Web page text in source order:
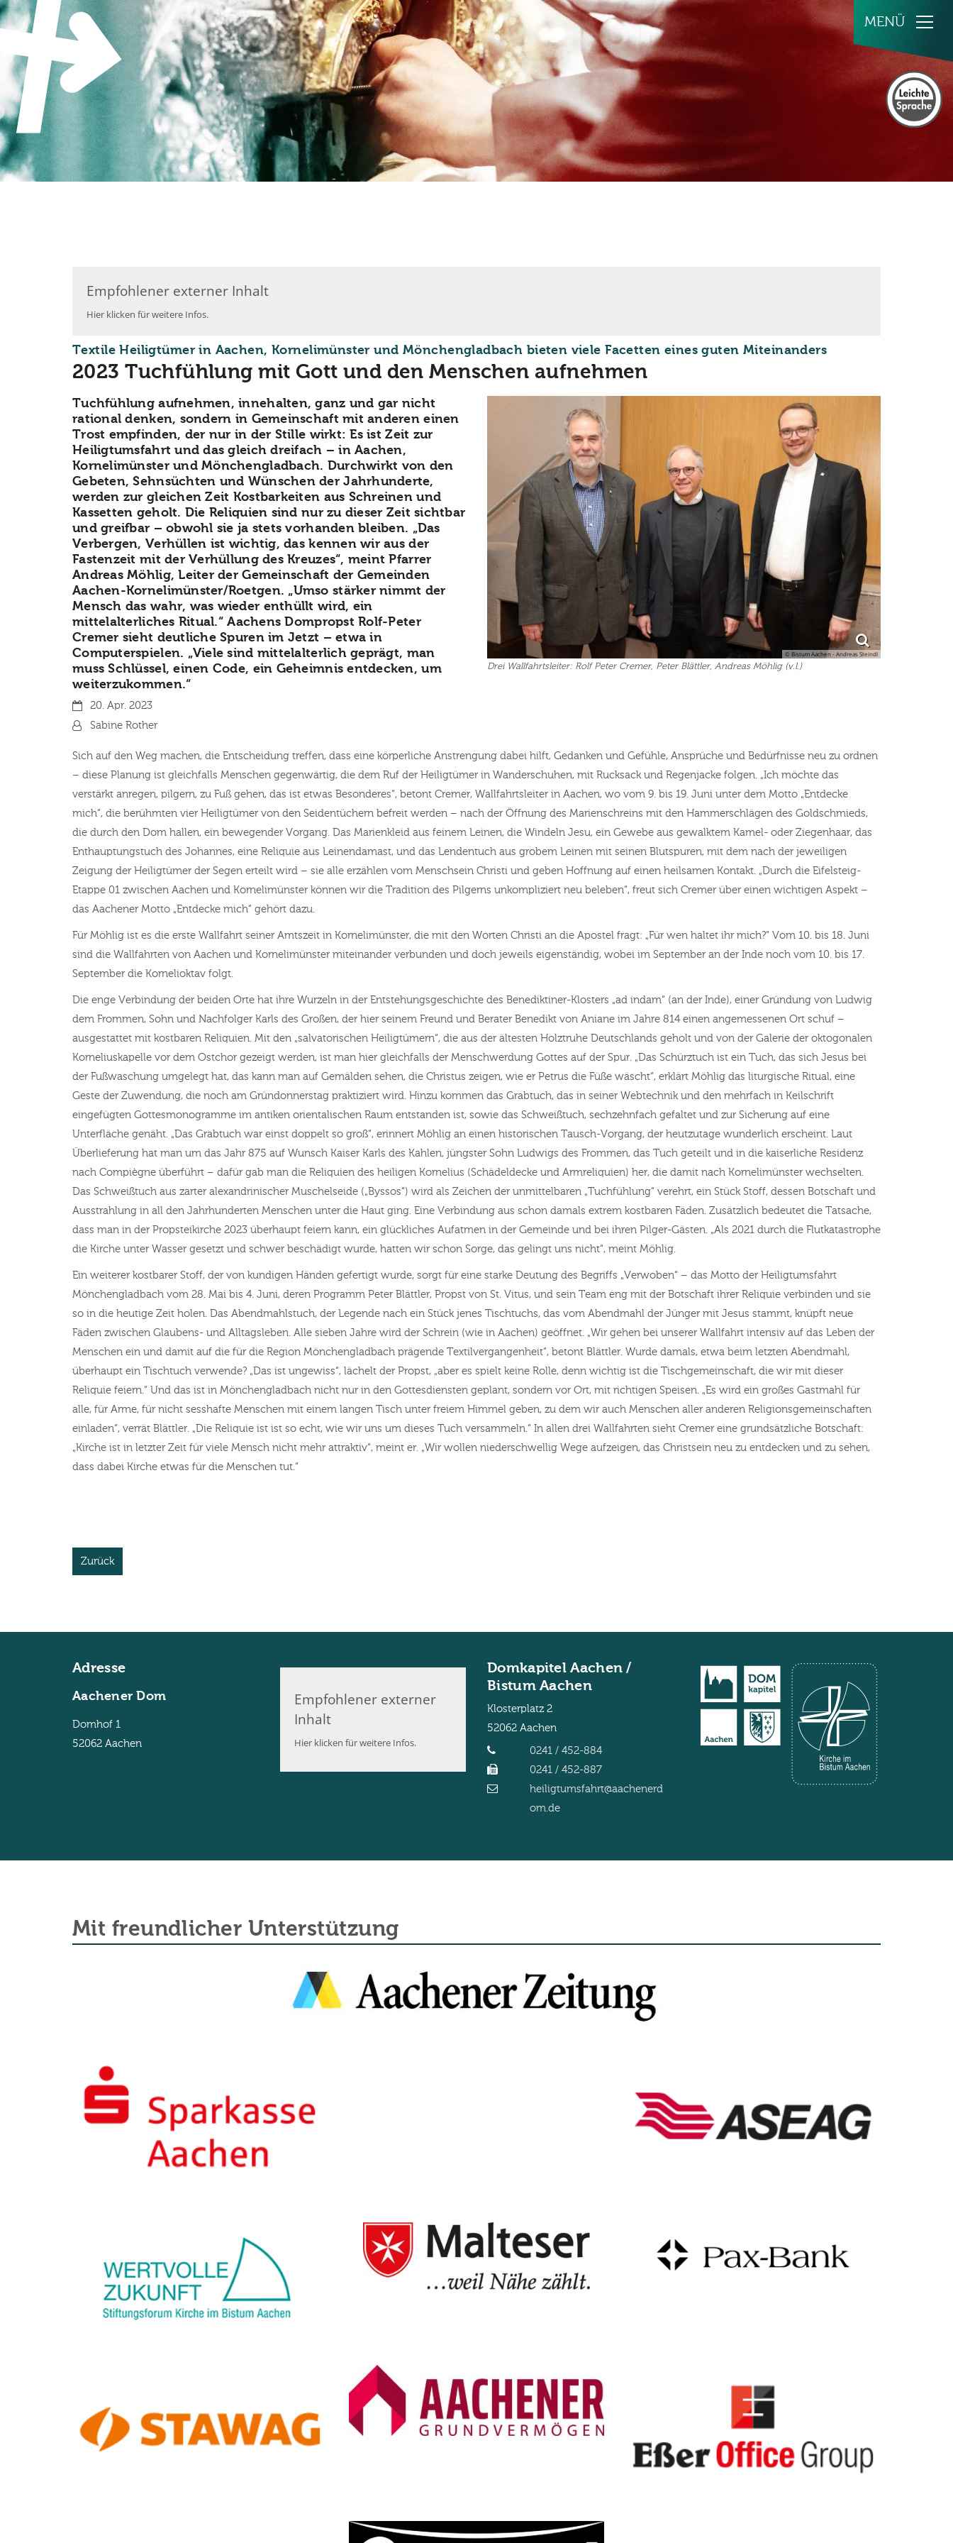
Zum Inhalt springen
Empfohlener externer Inhalt
Hier klicken für weitere Infos.
Textile Heiligtümer in Aachen, Kornelimünster und Mönchengladbach bieten viele Facetten eines guten Miteinanders:
2023 Tuchfühlung mit Gott und den Menschen aufnehmen
© Bistum Aachen - Andreas Steindl
Drei Wallfahrtsleiter: Rolf Peter Cremer, Peter Blättler, Andreas Möhlig (v.l.)
Tuchfühlung aufnehmen, innehalten, ganz und gar nicht
rational denken, sondern in Gemeinschaft mit anderen einen
Trost empfinden, der nur in der Stille wirkt: Es ist Zeit zur
Heiligtumsfahrt und das gleich dreifach – in Aachen,
Kornelimünster und Mönchengladbach. Durchwirkt von den
Gebeten, Sehnsüchten und Wünschen der Jahrhunderte,
werden zur gleichen Zeit Kostbarkeiten aus Schreinen und
Kassetten geholt. Die Reliquien sind nur zu dieser Zeit sichtbar
und greifbar – obwohl sie ja stets vorhanden bleiben. „Das
Verbergen, Verhüllen ist wichtig, das kennen wir aus der
Fastenzeit mit der Verhüllung des Kreuzes“, meint Pfarrer
Andreas Möhlig, Leiter der Gemeinschaft der Gemeinden
Aachen-Kornelimünster/Roetgen. „Umso stärker nimmt der
Mensch das wahr, was wieder enthüllt wird, ein
mittelalterliches Ritual.“ Aachens Dompropst Rolf-Peter
Cremer sieht deutliche Spuren im Jetzt – etwa in
Computerspielen. „Viele sind mittelalterlich geprägt, man
muss Schlüssel, einen Code, ein Geheimnis entdecken, um
weiterzukommen.“
Datum:20. Apr. 2023
Von:Sabine Rother
Sich auf den Weg machen, die Entscheidung treffen, dass eine körperliche Anstrengung dabei hilft, Gedanken und Gefühle, Ansprüche und Bedürfnisse neu zu ordnen
– diese Planung ist gleichfalls Menschen gegenwärtig, die dem Ruf der Heiligtümer in Wanderschuhen, mit Rucksack und Regenjacke folgen. „Ich möchte das
verstärkt anregen, pilgern, zu Fuß gehen, das ist etwas Besonderes“, betont Cremer, Wallfahrtsleiter in Aachen, wo vom 9. bis 19. Juni unter dem Motto „Entdecke
mich“, die berühmten vier Heiligtümer von den Seidentüchern befreit werden – nach der Öffnung des Marienschreins mit den Hammerschlägen des Goldschmieds,
die durch den Dom hallen, ein bewegender Vorgang. Das Marienkleid aus feinem Leinen, die Windeln Jesu, ein Gewebe aus gewalktem Kamel- oder Ziegenhaar, das
Enthauptungstuch des Johannes, eine Reliquie aus Leinendamast, und das Lendentuch aus grobem Leinen mit seinen Blutspuren, mit dem nach der jeweiligen
Zeigung der Heiligtümer der Segen erteilt wird – sie alle erzählen vom Menschsein Christi und geben Hoffnung auf einen heilsamen Kontakt. „Durch die Eifelsteig-
Etappe 01 zwischen Aachen und Kornelimünster können wir die Tradition des Pilgerns unkompliziert neu beleben“, freut sich Cremer über einen wichtigen Aspekt –
das Aachener Motto „Entdecke mich“ gehört dazu.
Für Möhlig ist es die erste Wallfahrt seiner Amtszeit in Kornelimünster, die mit den Worten Christi an die Apostel fragt: „Für wen haltet ihr mich?“ Vom 10. bis 18. Juni
sind die Wallfahrten von Aachen und Kornelimünster miteinander verbunden und doch jeweils eigenständig, wobei im September an der Inde noch vom 10. bis 17.
September die Kornelioktav folgt.
Die enge Verbindung der beiden Orte hat ihre Wurzeln in der Entstehungsgeschichte des Benediktiner-Klosters „ad indam“ (an der Inde), einer Gründung von Ludwig
dem Frommen, Sohn und Nachfolger Karls des Großen, der hier seinem Freund und Berater Benedikt von Aniane im Jahre 814 einen angemessenen Ort schuf –
ausgestattet mit kostbaren Reliquien. Mit den „salvatorischen Heiligtümern“, die aus der ältesten Holztruhe Deutschlands geholt und von der Galerie der oktogonalen
Korneliuskapelle vor dem Ostchor gezeigt werden, ist man hier gleichfalls der Menschwerdung Gottes auf der Spur. „Das Schürztuch ist ein Tuch, das sich Jesus bei
der Fußwaschung umgelegt hat, das kann man auf Gemälden sehen, die Christus zeigen, wie er Petrus die Füße wäscht“, erklärt Möhlig das liturgische Ritual, eine
Geste der Zuwendung, die noch am Gründonnerstag praktiziert wird. Hinzu kommen das Grabtuch, das in seiner Webtechnik und den mehrfach in Keilschrift
eingefügten Gottesmonogramme im antiken orientalischen Raum entstanden ist, sowie das Schweißtuch, sechzehnfach gefaltet und zur Sicherung auf eine
Unterfläche genäht. „Das Grabtuch war einst doppelt so groß“, erinnert Möhlig an einen historischen Tausch-Vorgang, der heutzutage wunderlich erscheint. Laut
Überlieferung hat man um das Jahr 875 auf Wunsch Kaiser Karls des Kahlen, jüngster Sohn Ludwigs des Frommen, das Tuch geteilt und in die kaiserliche Residenz
nach Compiègne überführt – dafür gab man die Reliquien des heiligen Kornelius (Schädeldecke und Armreliquien) her, die damit nach Kornelimünster wechselten.
Das Schweißtuch aus zarter alexandrinischer Muschelseide („Byssos“) wird als Zeichen der unmittelbaren „Tuchfühlung“ verehrt, ein Stück Stoff, dessen Botschaft und
Ausstrahlung in all den Jahrhunderten Menschen unter die Haut ging. Eine Verbindung aus schon damals extrem kostbaren Fäden. Zusätzlich bedeutet die Tatsache,
dass man in der Propsteikirche 2023 überhaupt feiern kann, ein glückliches Aufatmen in der Gemeinde und bei ihren Pilger-Gästen. „Als 2021 durch die Flutkatastrophe
die Kirche unter Wasser gesetzt und schwer beschädigt wurde, hatten wir schon Sorge, das gelingt uns nicht“, meint Möhlig.
Ein weiterer kostbarer Stoff, der von kundigen Händen gefertigt wurde, sorgt für eine starke Deutung des Begriffs „Verwoben“ – das Motto der Heiligtumsfahrt
Mönchengladbach vom 28. Mai bis 4. Juni, deren Programm Peter Blättler, Propst von St. Vitus, und sein Team eng mit der Botschaft ihrer Reliquie verbinden und sie
so in die heutige Zeit holen. Das Abendmahlstuch, der Legende nach ein Stück jenes Tischtuchs, das vom Abendmahl der Jünger mit Jesus stammt, knüpft neue
Fäden zwischen Glaubens- und Alltagsleben. Alle sieben Jahre wird der Schrein (wie in Aachen) geöffnet. „Wir gehen bei unserer Wallfahrt intensiv auf das Leben der
Menschen ein und damit auf die für die Region Mönchengladbach prägende Textilvergangenheit“, betont Blättler. Wurde damals, etwa beim letzten Abendmahl,
überhaupt ein Tischtuch verwende? „Das ist ungewiss“, lächelt der Propst, „aber es spielt keine Rolle, denn wichtig ist die Tischgemeinschaft, die wir mit dieser
Reliquie feiern.“ Und das ist in Mönchengladbach nicht nur in den Gottesdiensten geplant, sondern vor Ort, mit richtigen Speisen. „Es wird ein großes Gastmahl für
alle, für Arme, für nicht sesshafte Menschen mit einem langen Tisch unter freiem Himmel geben, zu dem wir auch Menschen aller anderen Religionsgemeinschaften
einladen“, verrät Blättler. „Die Reliquie ist ist so echt, wie wir uns um dieses Tuch versammeln.“ In allen drei Wallfahrten sieht Cremer eine grundsätzliche Botschaft:
„Kirche ist in letzter Zeit für viele Mensch nicht mehr attraktiv“, meint er. „Wir wollen niederschwellig Wege aufzeigen, das Christsein neu zu entdecken und zu sehen,
dass dabei Kirche etwas für die Menschen tut.“
Zurück
Adresse
Aachener Dom
Domhof 1
52062 Aachen
Empfohlener externer
Inhalt
Hier klicken für weitere Infos.
Domkapitel Aachen /
Bistum Aachen
Klosterplatz 2
52062 Aachen
0241 / 452-884
0241 / 452-887
heiligtumsfahrt@aachenerd
om.de
Mit freundlicher Unterstützung